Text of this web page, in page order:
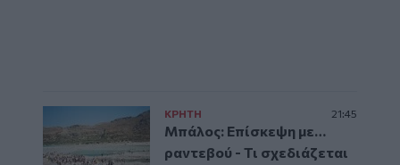
ΚΡΗΤΗ 21:45
Μπάλος: Επίσκεψη με…
ραντεβού - Τι σχεδιάζεται